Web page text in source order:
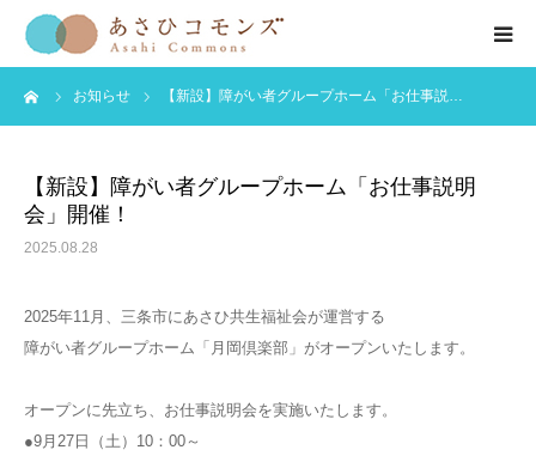
お知らせ 【新設】障がい者グループホーム「お仕事説…
【新設】障がい者グループホーム「お仕事説明
会」開催！
2025.08.28
2025年11月、三条市にあさひ共生福祉会が運営する
障がい者グループホーム「月岡倶楽部」がオープンいたします。
オープンに先立ち、お仕事説明会を実施いたします。
●9月27日（土）10：00～
HOME
会社紹介
事業紹介
お問い合わせ